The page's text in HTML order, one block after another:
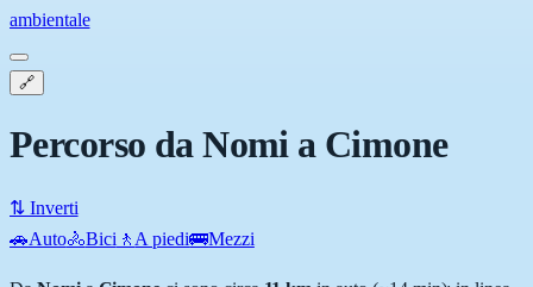
ambientale
🔗
Percorso da Nomi a Cimone
⇅ Inverti
🚗Auto🚴Bici 🚶 A piedi🚌Mezzi